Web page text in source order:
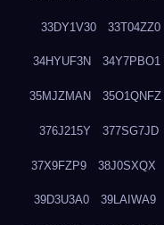
33DY1V30 33T04ZZ0
34HYUF3N 34Y7PBO1
35MJZMAN 35O1QNFZ
376J215Y 377SG7JD
37X9FZP9 38J0SXQX
39D3U3A0 39LAIWA9